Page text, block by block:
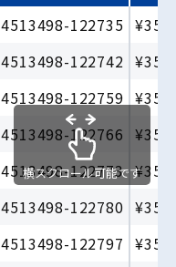
4513498-122735 ¥350
4513498-122742 ¥350
4513498-122759 ¥350
4513498-122766 ¥350
4513498-122773 ¥350
4513498-122780 ¥350
4513498-122797 ¥350
横スクロール可能です